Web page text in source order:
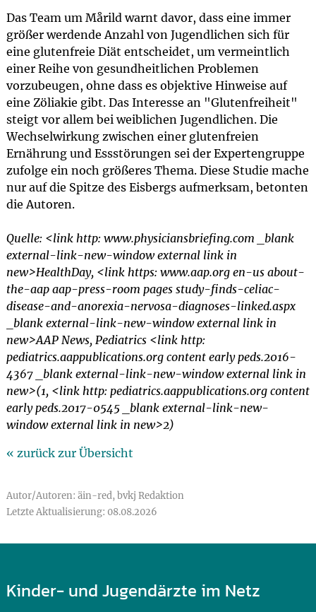
Das Team um Mårild warnt davor, dass eine immer
größer werdende Anzahl von Jugendlichen sich für
eine glutenfreie Diät entscheidet, um vermeintlich
einer Reihe von gesundheitlichen Problemen
vorzubeugen, ohne dass es objektive Hinweise auf
eine Zöliakie gibt. Das Interesse an "Glutenfreiheit"
steigt vor allem bei weiblichen Jugendlichen. Die
Wechselwirkung zwischen einer glutenfreien
Ernährung und Essstörungen sei der Expertengruppe
zufolge ein noch größeres Thema. Diese Studie mache
nur auf die Spitze des Eisbergs aufmerksam, betonten
die Autoren.
Quelle: <link http: www.physiciansbriefing.com _blank
external-link-new-window external link in
new>HealthDay, <link https: www.aap.org en-us about-
the-aap aap-press-room pages study-finds-celiac-
disease-and-anorexia-nervosa-diagnoses-linked.aspx
_blank external-link-new-window external link in
new>AAP News, Pediatrics <link http:
pediatrics.aappublications.org content early peds.2016-
4367 _blank external-link-new-window external link in
new>(1, <link http: pediatrics.aappublications.org content
early peds.2017-0545 _blank external-link-new-
window external link in new>2)
« zurück zur Übersicht
Autor/Autoren: äin-red, bvkj Redaktion
Letzte Aktualisierung: 08.08.2026
Kinder- und Jugendärzte im Netz